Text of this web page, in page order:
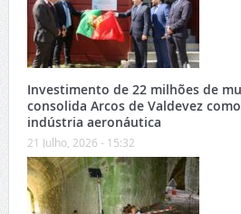
Investimento de 22 milhões de
consolida Arcos de Valdevez
indústria aeronáutica
21 Julho, 2026 - 15:32